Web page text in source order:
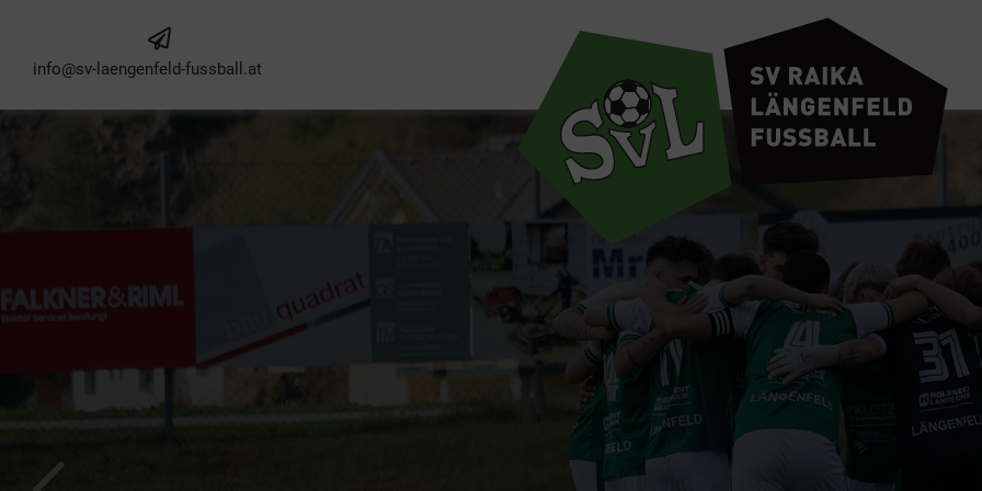
info@sv-laengenfeld-fussball.at